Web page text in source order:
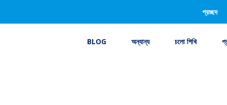
প্রচ্ছদ
BLOG অন্যান্য চলো শিখি